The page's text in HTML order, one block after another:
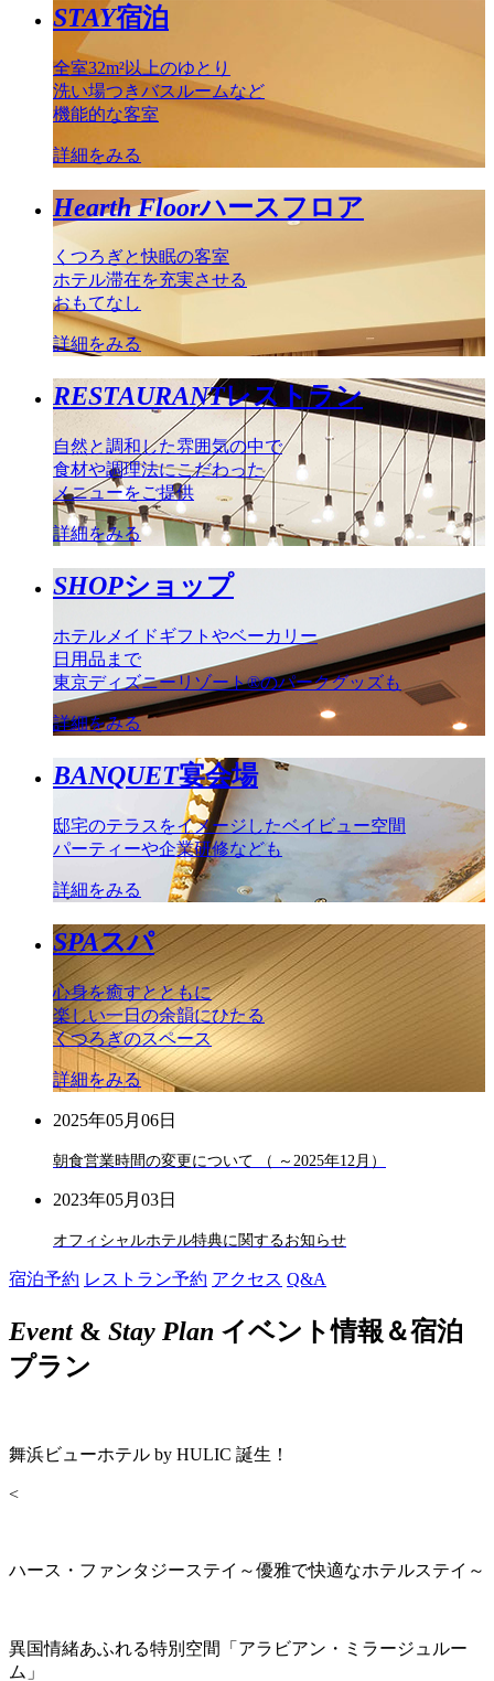
STAY宿泊
全室32m²以上のゆとり
洗い場つきバスルームなど
機能的な客室
詳細をみる
Hearth Floorハースフロア
くつろぎと快眠の客室
ホテル滞在を充実させる
おもてなし
詳細をみる
RESTAURANTレストラン
自然と調和した雰囲気の中で
食材や調理法にこだわった
メニューをご提供
詳細をみる
SHOPショップ
ホテルメイドギフトやベーカリー
日用品まで
東京ディズニーリゾート®のパークグッズも
詳細をみる
BANQUET宴会場
邸宅のテラスをイメージしたベイビュー空間
パーティーや企業研修なども
詳細をみる
SPAスパ
心身を癒すとともに
楽しい一日の余韻にひたる
くつろぎのスペース
詳細をみる
2025年05月06日
朝食営業時間の変更について （ ～2025年12月）
2023年05月03日
オフィシャルホテル特典に関するお知らせ
宿泊予約 レストラン予約 アクセス Q&A
Event& Stay Plan イベント情報＆宿泊
プラン
舞浜ビューホテル by HULIC 誕生！
<
ハース・ファンタジーステイ～優雅で快適なホテルステイ～
異国情緒あふれる特別空間「アラビアン・ミラージュルー
ム」